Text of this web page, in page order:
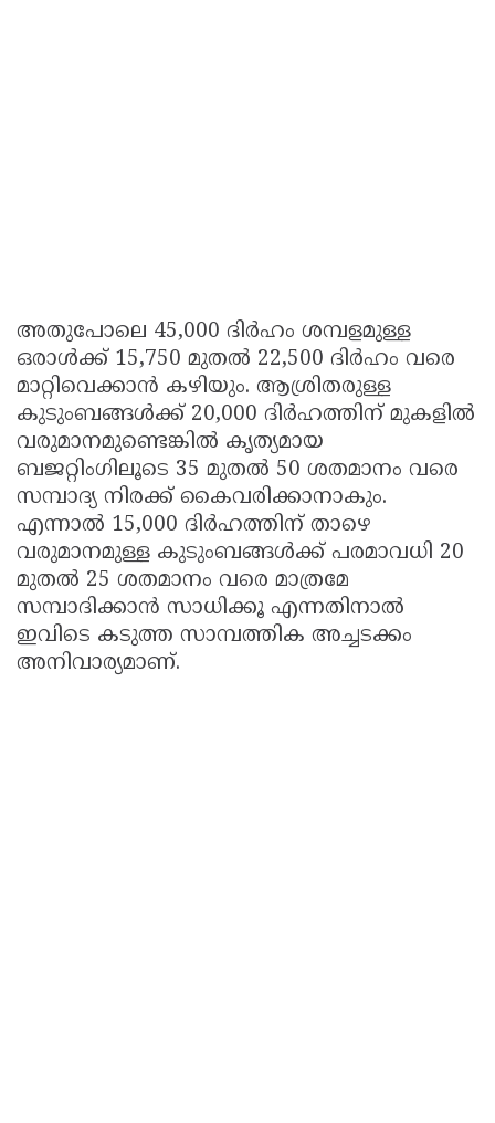
അതുപോലെ 45,000 ദിർഹം ശമ്പളമുള്ള
ഒരാൾക്ക് 15,750 മുതൽ 22,500 ദിർഹം വരെ
മാറ്റിവെക്കാൻ കഴിയും. ആശ്രിതരുള്ള
കുടുംബങ്ങൾക്ക് 20,000 ദിർഹത്തിന് മുകളിൽ
വരുമാനമുണ്ടെങ്കിൽ കൃത്യമായ
ബജറ്റിംഗിലൂടെ 35 മുതൽ 50 ശതമാനം വരെ
സമ്പാദ്യ നിരക്ക് കൈവരിക്കാനാകും.
എന്നാൽ 15,000 ദിർഹത്തിന് താഴെ
വരുമാനമുള്ള കുടുംബങ്ങൾക്ക് പരമാവധി 20
മുതൽ 25 ശതമാനം വരെ മാത്രമേ
സമ്പാദിക്കാൻ സാധിക്കൂ എന്നതിനാൽ
ഇവിടെ കടുത്ത സാമ്പത്തിക അച്ചടക്കം
അനിവാര്യമാണ്.